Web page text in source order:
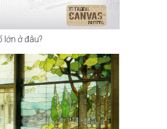
lớn ở đâu?